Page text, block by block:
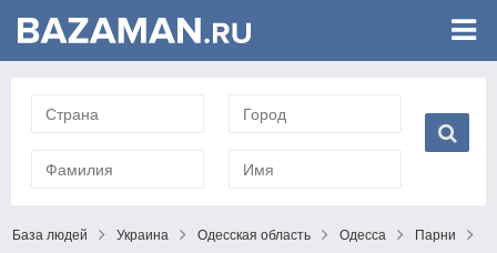
База людей Украина Одесская область Одесса
Парни